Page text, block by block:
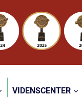
VIDENSCENTER